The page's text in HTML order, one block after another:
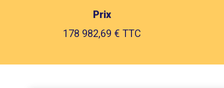
Prix
178 982,69 € TTC